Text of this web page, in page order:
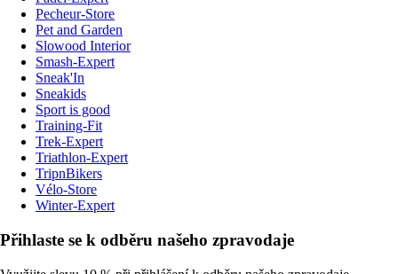
Pecheur-Store
Pet and Garden
Slowood Interior
Smash-Expert
Sneak'In
Sneakids
Sport is good
Training-Fit
Trek-Expert
Triathlon-Expert
TripnBikers
Vélo-Store
Winter-Expert
Přihlaste se k odběru našeho zpravodaje